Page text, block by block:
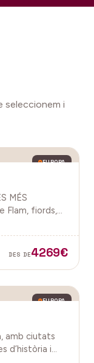
seleccionem i
EUROPA
MÉS
Flam, fiords,
DES DE4269€
EUROPA
amb ciutats
d’història i